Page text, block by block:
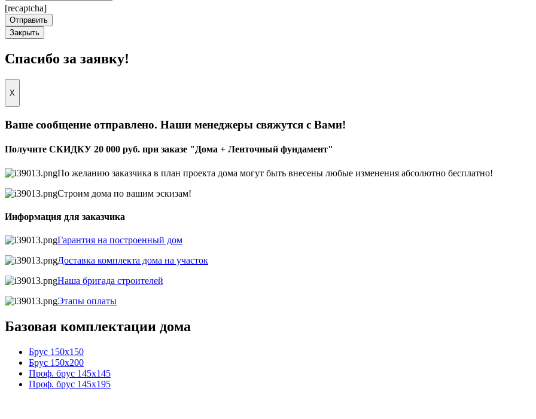
[recaptcha]
Закрыть
Спасибо за заявку!
X
Ваше сообщение отправлено. Наши менеджеры свяжутся с Вами!
Получите СКИДКУ 20 000 руб. при заказе "Дома + Ленточный фундамент"
По желанию заказчика в план проекта дома могут быть внесены любые изменения абсолютно бесплатно!
Строим дома по вашим эскизам!
Информация для заказчика
Гарантия на построенный дом
Доставка комплекта дома на участок
Наша бригада строителей
Этапы оплаты
Базовая комплектации дома
Брус 150х150
Брус 150х200
Проф. брус 145х145
Проф. брус 145х195